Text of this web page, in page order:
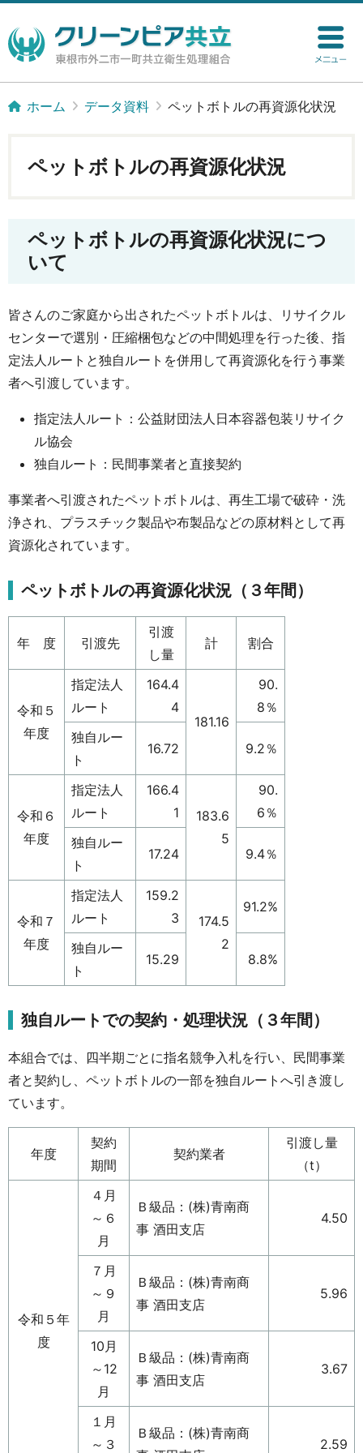
ホーム データ資料 ペットボトルの再資源化状況
ペットボトルの再資源化状況
ペットボトルの再資源化状況につ
いて
皆さんのご家庭から出されたペットボトルは、リサイクル
センターで選別・圧縮梱包などの中間処理を行った後、指
定法人ルートと独自ルートを併用して再資源化を行う事業
者へ引渡しています。
指定法人ルート：公益財団法人日本容器包装リサイク
ル協会
独自ルート：民間事業者と直接契約
事業者へ引渡されたペットボトルは、再生工場で破砕・洗
浄され、プラスチック製品や布製品などの原材料として再
資源化されています。
ペットボトルの再資源化状況（３年間）
年 度 引渡先
引渡
し量
計 割合
令和５
年度
指定法人
ルート
164.4
4
181.16
90.
8％
独自ルー
ト
16.72 9.2％
令和６
年度
指定法人
ルート
166.4
1
183.6
5
90.
6％
独自ルー
ト
17.24 9.4％
令和７
年度
指定法人
ルート
159.2
3
174.5
2
91.2%
独自ルー
ト
15.29 8.8%
独自ルートでの契約・処理状況（３年間）
本組合では、四半期ごとに指名競争入札を行い、民間事業
者と契約し、ペットボトルの一部を独自ルートへ引き渡し
ています。
年度
契約
期間
契約業者
引渡し量
（t）
令和５年
度
４月
～６
月
Ｂ級品：(株)青南商
事 酒田支店
4.50
７月
～９
月
Ｂ級品：(株)青南商
事 酒田支店
5.96
10月
～12
月
Ｂ級品：(株)青南商
事 酒田支店
3.67
１月
～３
Ｂ級品：(株)青南商
2.59